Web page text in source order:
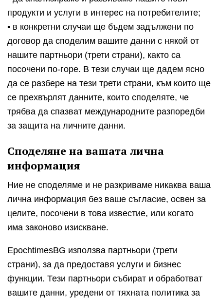
продукти и услуги в интерес на потребителите;
• в конкретни случаи ще бъдем задължени по
договор да споделим вашите данни с някой от
нашите партньори (трети страни), както са
посочени по-горе. В тези случаи ще дадем ясно
да се разбере на тези трети страни, към които ще
се прехвърлят данните, които споделяте, че
трябва да спазват международните разпоредби
за защита на личните данни.
Споделяне на вашата лична
информация
Ние не споделяме и не разкриваме никаква ваша
лична информация без ваше съгласие, освен за
целите, посочени в това известие, или когато
има законово изискване.
EpochtimesBG използва партньори (трети
страни), за да предоставя услуги и бизнес
функции. Тези партньори събират и обработват
вашите данни, уредени от тяхната политика за